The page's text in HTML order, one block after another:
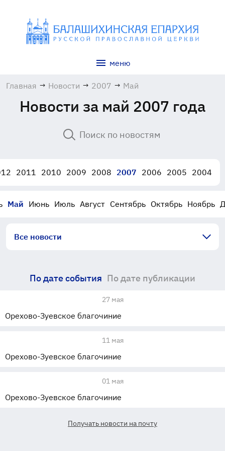
меню
Главная → Новости → 2007 → Май
Новости за май 2007 года
2011 2010 2009 2008 2007 2006 2005 2004
Май Июнь Июль Август Сентябрь Октябрь Ноябрь
Все новости
По дате события По дате публикации
27 мая
Орехово-Зуевское благочиние
11 мая
Орехово-Зуевское благочиние
01 мая
Орехово-Зуевское благочиние
Получать новости на почту